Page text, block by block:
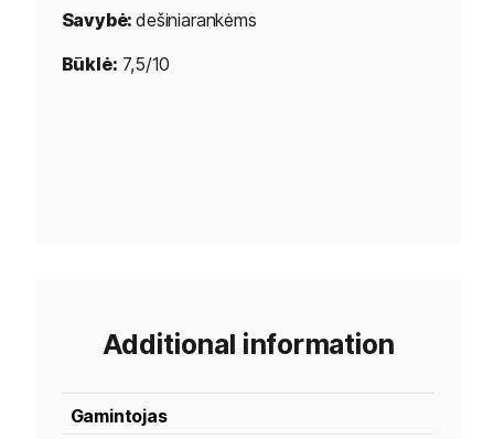
Savybė:dešiniarankėms
Būklė: 7,5/10
Additional information
Gamintojas